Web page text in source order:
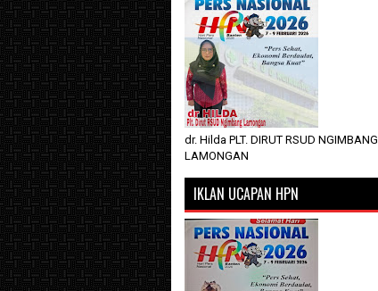
dr. Hilda PLT. DIRUT RSUD NGIMBANG
LAMONGAN
IKLAN UCAPAN HPN